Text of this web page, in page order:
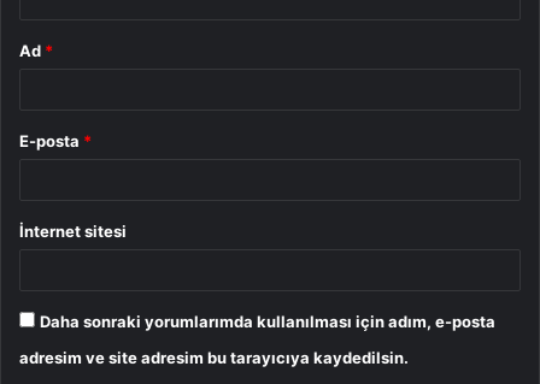
Ad *
E-posta *
İnternet sitesi
Daha sonraki yorumlarımda kullanılması için adım, e-posta
adresim ve site adresim bu tarayıcıya kaydedilsin.